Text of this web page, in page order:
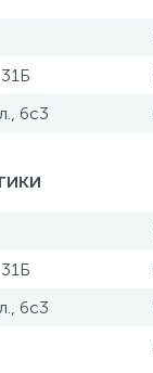
6с3
6с3